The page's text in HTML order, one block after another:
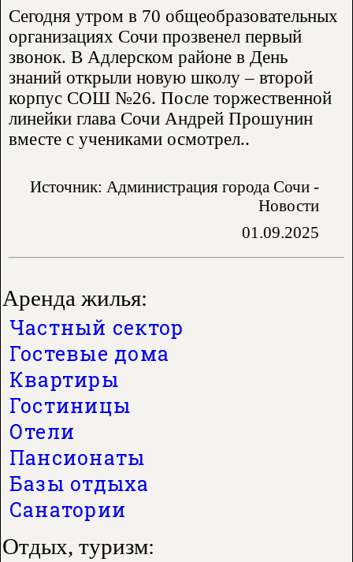
Аренда жилья:
Частный сектор
Гостевые дома
Квартиры
Гостиницы
Отели
Пансионаты
Базы отдыха
Санатории
Отдых, туризм:
Сегодня утром в 70 общеобразовательных
организациях Сочи прозвенел первый
звонок. В Адлерском районе в День
знаний открыли новую школу – второй
корпус СОШ №26. После торжественной
линейки глава Сочи Андрей Прошунин
вместе с учениками осмотрел..
Источник: Администрация города Сочи -
Новости
01.09.2025